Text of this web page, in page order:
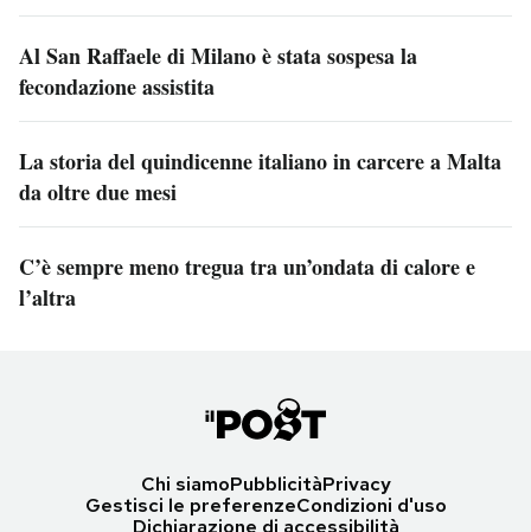
Al San Raffaele di Milano è stata sospesa la
fecondazione assistita
La storia del quindicenne italiano in carcere a Malta
da oltre due mesi
C’è sempre meno tregua tra un’ondata di calore e
l’altra
Chi siamoPubblicitàPrivacy
Gestisci le preferenzeCondizioni d'uso